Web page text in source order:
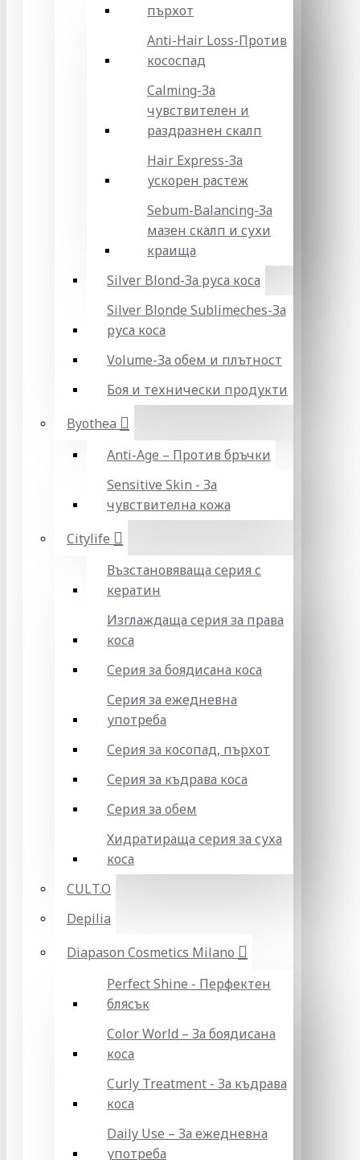
пърхот
Anti-Hair Loss-Против
кососпад
Calming-За
чувствителен и
раздразнен скалп
Hair Express-За
ускорен растеж
Sebum-Balancing-За
мазен скалп и сухи
краища
Silver Blond-За руса коса
Silver Blonde Sublіmeches-За
руса коса
Volume-За обем и плътност
Боя и технически продукти
Byothea
Anti-Age – Против бръчки
Sensitive Skin - За
чувствителна кожа
Citylife
Възстановяваща серия с
кератин
Изглаждаща серия за права
коса
Серия за боядисана коса
Серия за ежедневна
употреба
Серия за косопад, пърхот
Серия за къдрава коса
Серия за обем
Хидратираща серия за суха
коса
CULT.O
Depilia
Diapason Cosmetics Milano
Perfect Shine - Перфектен
блясък
Color World – За боядисана
коса
Curly Treatment - За къдрава
коса
Daily Use – За ежедневна
употреба